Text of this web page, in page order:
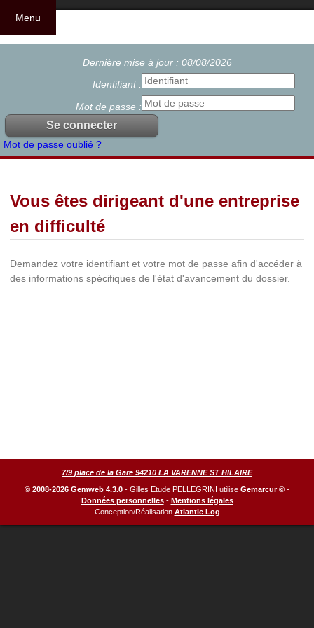
Dernière mise à jour : 08/08/2026
Identifiant :
Mot de passe :
Mot de passe oublié ?
Menu
Vous êtes dirigeant d'une entreprise
en difficulté
Demandez votre identifiant et votre mot de passe afin d'accéder à
des informations spécifiques de l'état d'avancement du dossier.
7/9 place de la Gare 94210 LA VARENNE ST HILAIRE
© 2008-2026 Gemweb 4.3.0 - Gilles Etude PELLEGRINI utilise Gemarcur © -
Données personnelles- Mentions légales
Conception/Réalisation Atlantic Log